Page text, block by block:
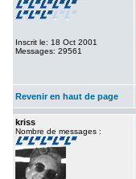
Inscrit le: 18 Oct 2001
Messages: 29561
Revenir en haut de page
kriss
Nombre de messages :